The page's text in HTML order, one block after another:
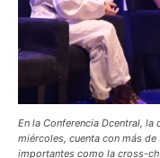
En la Conferencia Dcentral, la
miércoles, cuenta con más
importantes como la cross-